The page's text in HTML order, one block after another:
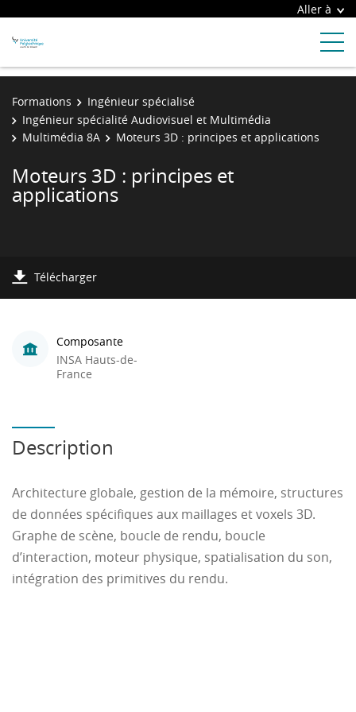
Aller à
Formations
Ingénieur spécialisé
Ingénieur spécialité Audiovisuel et Multimédia
Multimédia 8A
Moteurs 3D : principes et applications
Moteurs 3D : principes et
applications
Télécharger
Composante
INSA Hauts-de-
France
Description
Architecture globale, gestion de la mémoire, structures
de données spécifiques aux maillages et voxels 3D.
Graphe de scène, boucle de rendu, boucle
d’interaction, moteur physique, spatialisation du son,
intégration des primitives du rendu.